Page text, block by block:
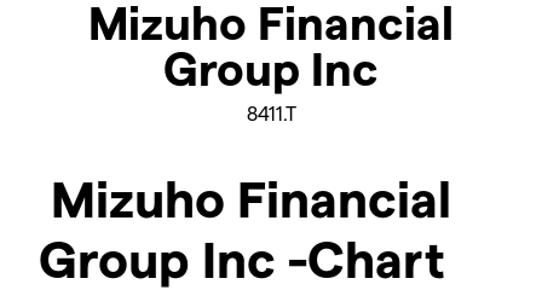
Mizuho Financial
Group Inc
8411.T
Mizuho Financial
Group Inc -Chart